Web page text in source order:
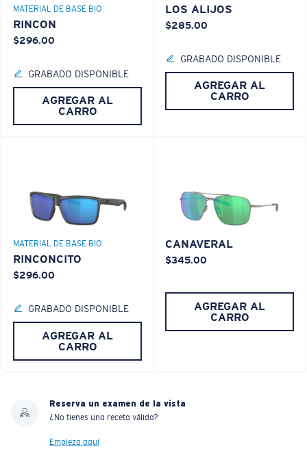
MATERIAL DE BASE BIO
RINCON
$296.00
GRABADO DISPONIBLE
AGREGAR AL
CARRO
LOS ALIJOS
$285.00
GRABADO DISPONIBLE
AGREGAR AL
CARRO
MATERIAL DE BASE BIO
RINCONCITO
$296.00
GRABADO DISPONIBLE
AGREGAR AL
CARRO
CANAVERAL
$345.00
AGREGAR AL
CARRO
Reserva un examen de la vista
¿No tienes una receta válida?
Empieza aquí